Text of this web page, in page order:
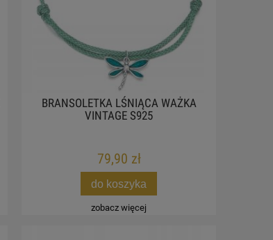
BRANSOLETKA LŚNIĄCA WAŻKA
VINTAGE S925
79,90 zł
do koszyka
zobacz więcej